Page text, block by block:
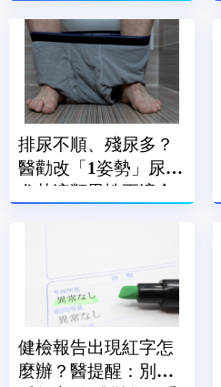
排尿不順、殘尿多？
醫勸改「1姿勢」尿尿
尤其這類男性更適合
健檢報告出現紅字怎
麼辦？醫提醒：別只